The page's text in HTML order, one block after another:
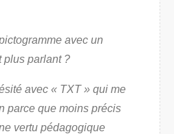
avec un
plus parlant ?
avec « TXT » qui me
parce que moins précis
vertu pédagogique